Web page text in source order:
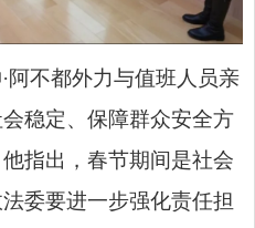
阿不都外力与值班人员亲
稳定、保障群众安全方
指出，春节期间是社会
委要进一步强化责任担